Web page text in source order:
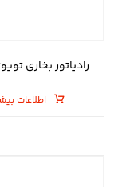
رادیاتور بخاری
اطلاعات